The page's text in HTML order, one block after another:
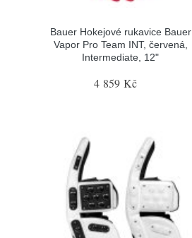
Bauer Hokejové rukavice Bauer
Vapor Pro Team INT, červená,
Intermediate, 12"
4 859 Kč